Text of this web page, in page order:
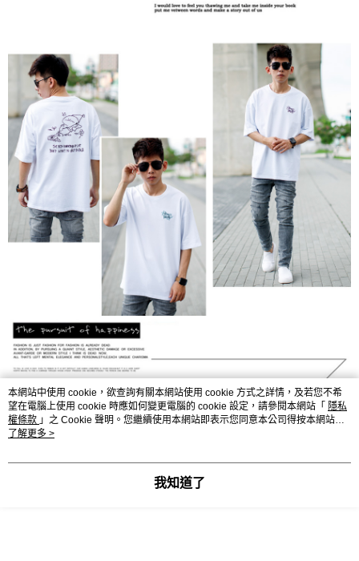
本網站中使用 cookie，欲查詢有關本網站使用 cookie 方式之詳情，及若您不希
望在電腦上使用 cookie 時應如何變更電腦的 cookie 設定，請參閱本網站「 隱私
權條款 」之 Cookie 聲明。您繼續使用本網站即表示您同意本公司得按本網站使
用條款之 Cookie 聲明使用 cookie。
了解更多 >
我知道了